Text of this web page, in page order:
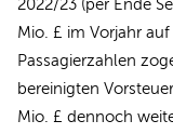
2022/23 (per Ende
Mio. £ im Vorjahr
Passagierzahlen
bereinigten
Mio. £ dennoch